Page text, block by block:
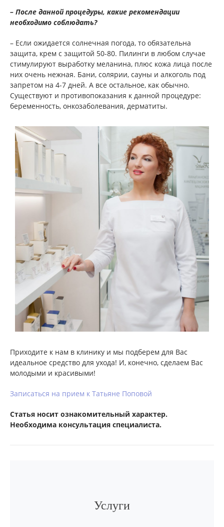
– После данной процедуры, какие рекомендации
необходимо соблюдать?
– Если ожидается солнечная погода, то обязательна
защита, крем с защитой 50-80. Пилинги в любом случае
стимулируют выработку меланина, плюс кожа лица после
них очень нежная. Бани, солярии, сауны и алкоголь под
запретом на 4-7 дней. А все остальное, как обычно.
Существуют и противопоказания к данной процедуре:
беременность, онкозаболевания, дерматиты.
Приходите к нам в клинику и мы подберем для Вас
идеальное средство для ухода! И, конечно, сделаем Вас
молодыми и красивыми!
Записаться на прием к Татьяне Поповой
Статья носит ознакомительный характер.
Необходима консультация специалиста.
Услуги